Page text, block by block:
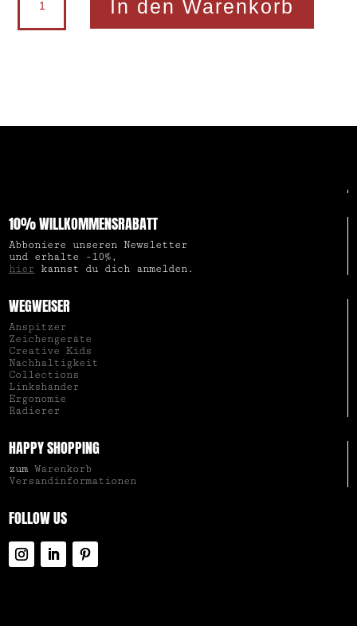
Pencil-
Pal
In den Warenkorb
10% WILLKOMMENSRABATT
Abboniere unseren Newsletter
und erhalte -10%,
hier kannst du dich anmelden.
WEGWEISER
Anspitzer
Zeichengeräte
Creative Kids
Nachhaltigkeit
Collections
Linkshänder
Ergonomie
Radierer
HAPPY SHOPPING
zumWarenkorb
Versandinformationen
FOLLOW US